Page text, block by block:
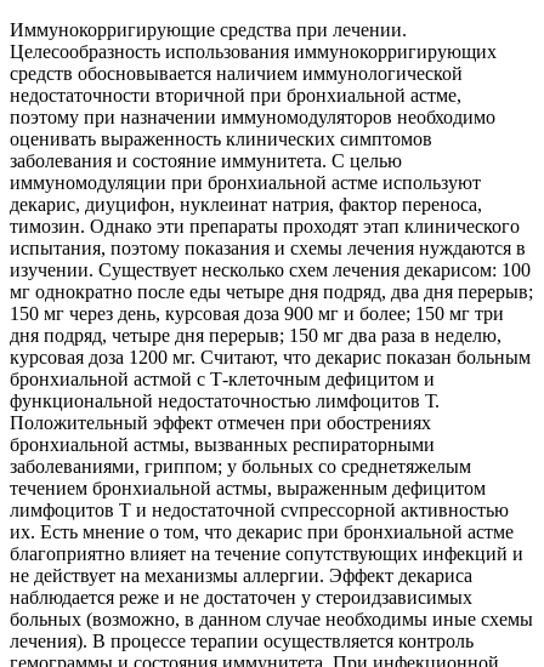
Иммунокорригирующие средства при лечении.
Целесообразность использования иммунокорригирующих
средств обосновывается наличием иммунологической
недостаточности вторичной при бронхиальной астме,
поэтому при назначении иммуномодуляторов необходимо
оценивать выраженность клинических симптомов
заболевания и состояние иммунитета. С целью
иммуномодуляции при бронхиальной астме используют
декарис, диуцифон, нуклеинат натрия, фактор переноса,
тимозин. Однако эти препараты проходят этап клинического
испытания, поэтому показания и схемы лечения нуждаются в
изучении. Существует несколько схем лечения декарисом: 100
мг однократно после еды четыре дня подряд, два дня перерыв;
150 мг через день, курсовая доза 900 мг и более; 150 мг три
дня подряд, четыре дня перерыв; 150 мг два раза в неделю,
курсовая доза 1200 мг. Считают, что декарис показан больным
бронхиальной астмой с Т-клеточным дефицитом и
функциональной недостаточностью лимфоцитов Т.
Положительный эффект отмечен при обострениях
бронхиальной астмы, вызванных респираторными
заболеваниями, гриппом; у больных со среднетяжелым
течением бронхиальной астмы, выраженным дефицитом
лимфоцитов Т и недостаточной cvпрессорной активностью
их. Есть мнение о том, что декарис при бронхиальной астме
благоприятно влияет на течение сопутствующих инфекций и
не действует на механизмы аллергии. Эффект декариса
наблюдается реже и не достаточен у стероидзависимых
больных (возможно, в данном случае необходимы иные схемы
лечения). В процессе терапии осуществляется контроль
гемограммы и состояния иммунитета. При инфекционной